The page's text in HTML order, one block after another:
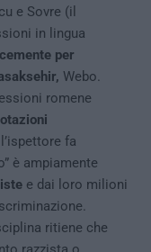
e Sovre (il
in lingua
per
Webo.
romene
fa
è ampiamente
e dai loro milioni
ritiene che